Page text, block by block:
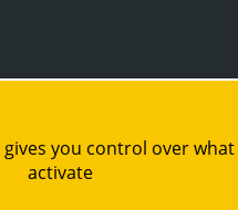
you control over
activate